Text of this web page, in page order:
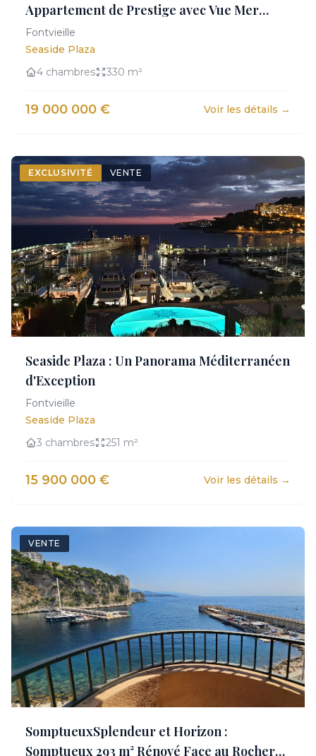
Appartement de Prestige avec Vue Mer
Panoramique
Fontvieille
Seaside Plaza
4 chambres
330 m²
19 000 000 € Voir les détails →
EXCLUSIVITÉ VENTE
Seaside Plaza : Un Panorama Méditerranéen
d'Exception
Fontvieille
Seaside Plaza
3 chambres
251 m²
15 900 000 € Voir les détails →
VENTE
SomptueuxSplendeur et Horizon :
Somptueux 293 m² Rénové Face au Rocher